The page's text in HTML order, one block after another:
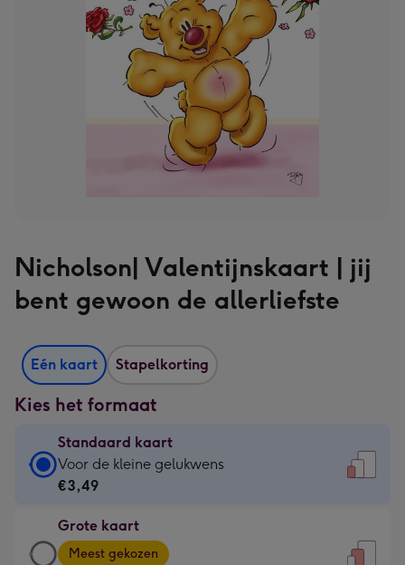
Nicholson| Valentijnskaart | jij
bent gewoon de allerliefste
Eén kaart Stapelkorting
Kies het formaat
Standaard kaart
Standaard
kaart
€3,49
-
Voor de kleine gelukwens
€3,49
Grote kaart
Grote
Meest gekozen